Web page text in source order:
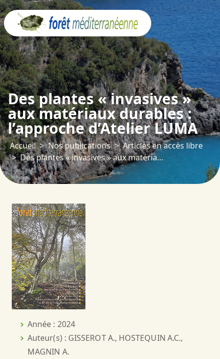
Des plantes « invasives »
aux matériaux durables :
l’approche d’Atelier LUMA
Accueil Nos publications
Articles en accès libre
Des plantes « invasives » aux matériaux durables : l’approche d’Atelier LUMA
Année : 2024
Auteur(s) : GISSEROT A., HOSTEQUIN A.C.,
MAGNIN A.
Panneau de gestion des cookies